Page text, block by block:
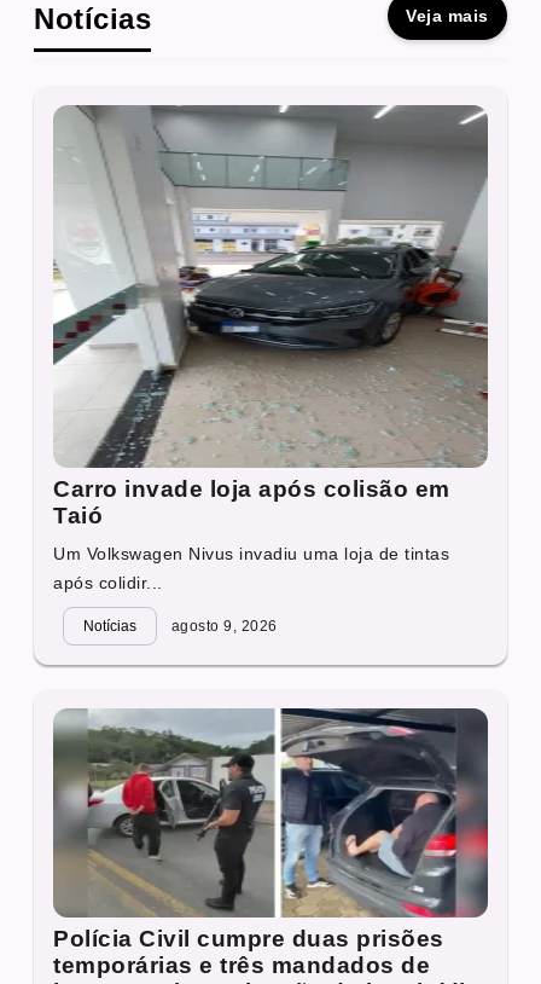
Notícias Veja mais
Carro invade loja após colisão em
Taió
Um Volkswagen Nivus invadiu uma loja de tintas
após colidir...
Notícias agosto 9, 2026
Polícia Civil cumpre duas prisões
temporárias e três mandados de